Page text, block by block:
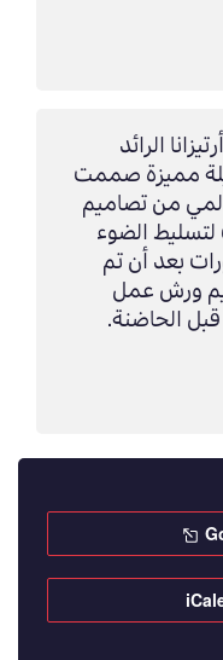
الرائد
تشكيلة مميزة صممت
من تصاميم
الضوء
بعد أن تم
ورش عمل
الحاضنة.